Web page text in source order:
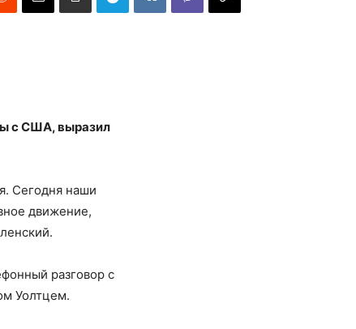
с США, выразил
Сегодня наши
движение,
разговор с
Уолтцем.